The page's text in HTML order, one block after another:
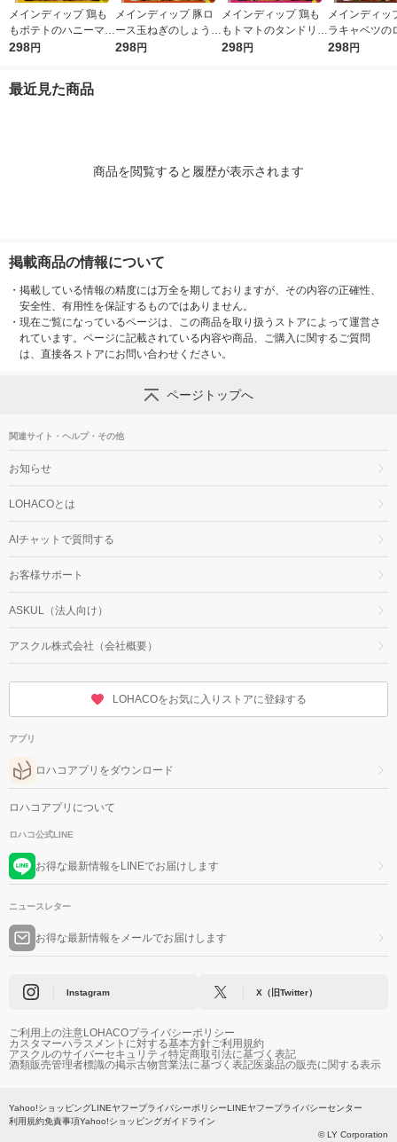
メインディップ 鶏も
もポテトのハニーマス
タード 1個（2〜3人
料) 時短 大塚食品
298円
メインディップ 豚ロ
ース玉ねぎのしょうが
焼き 1個（2〜3人前）
298円
メインディップ 鶏も
もトマトのタンドリー
1個（2〜3人前） (冷
298円
メインディッ
ラキャベツの
ガーリック炒
298円
最近見た商品
商品を閲覧すると履歴が表示されます
掲載商品の情報について
・ 掲載している情報の精度には万全を期しておりますが、その内容の正確性、
安全性、有用性を保証するものではありません。
・ 現在ご覧になっているページは、この商品を取り扱うストアによって運営さ
れています。ページに記載されている内容や商品、ご購入に関するご質問
は、直接各ストアにお問い合わせください。
ページトップへ
関連サイト・ヘルプ・その他
お知らせ
LOHACOとは
AIチャットで質問する
お客様サポート
ASKUL（法人向け）
アスクル株式会社（会社概要）
LOHACOをお気に入りストアに登録する
アプリ
ロハコアプリをダウンロード
ロハコアプリについて
ロハコ公式LINE
お得な最新情報をLINEでお届けします
ニュースレター
お得な最新情報をメールでお届けします
Instagram X（旧Twitter）
ご利用上の注意LOHACOプライバシーポリシー
カスタマーハラスメントに対する基本方針ご利用規約
アスクルのサイバーセキュリティ特定商取引法に基づく表記
酒類販売管理者標識の掲示古物営業法に基づく表記医薬品の販売に関する表示
Yahoo!ショッピングLINEヤフープライバシーポリシーLINEヤフープライバシーセンター
利用規約免責事項Yahoo!ショッピングガイドライン
© LY Corporation